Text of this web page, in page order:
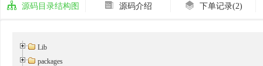
 源码目录结构图  源码介绍  下单记录(2)
Lib
packages